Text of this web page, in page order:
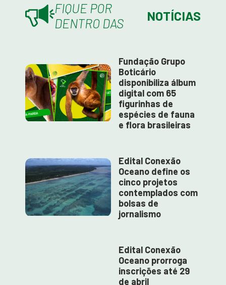
FIQUE POR
DENTRO DAS
NOTÍCIAS
Fundação Grupo
Boticário
disponibiliza álbum
digital com 65
figurinhas de
espécies de fauna
e flora brasileiras
Edital Conexão
Oceano define os
cinco projetos
contemplados com
bolsas de
jornalismo
Edital Conexão
Oceano prorroga
inscrições até 29
de abril